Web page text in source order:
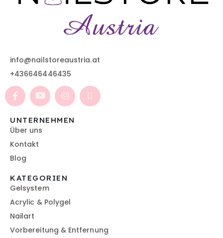
info@nailstoreaustria.at
+436646446435
UNTERNEHMEN
Über uns
Kontakt
Blog
KATEGORIEN
Gelsystem
Acrylic & Polygel
Nailart
Vorbereitung & Entfernung